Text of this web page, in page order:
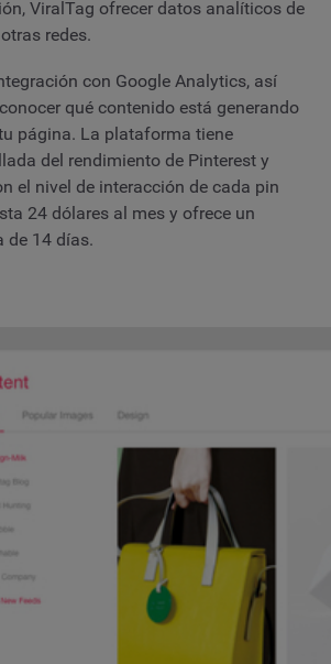
ViralTag ofrecer datos analíticos de
redes.
con Google Analytics, así
qué contenido está generando
página. La plataforma tiene
del rendimiento de Pinterest y
el nivel de interacción de cada pin
24 dólares al mes y ofrece un
de 14 días.